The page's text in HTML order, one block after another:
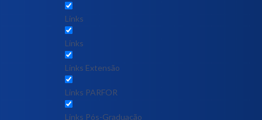
Links
Links
Links Extensão
Links PARFOR
Links Pós-Graduação